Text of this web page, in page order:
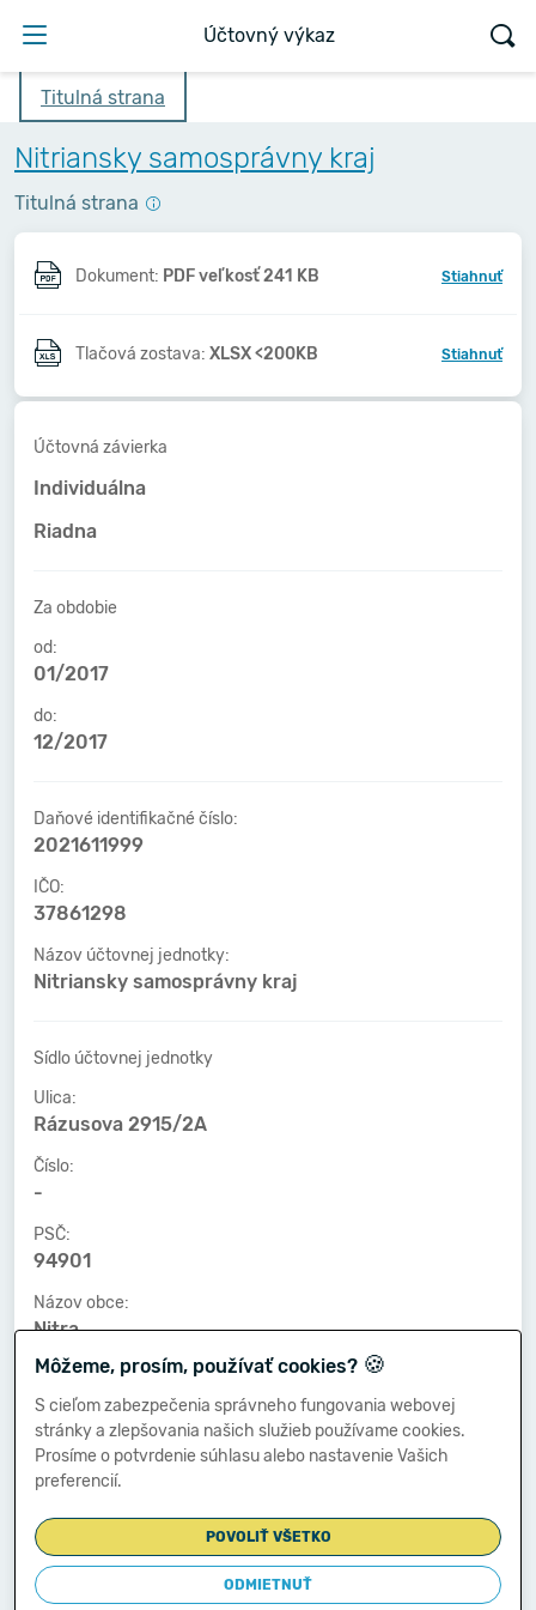
Účtovný výkaz
Titulná strana
Nitriansky samosprávny kraj
Titulná strana
Dokument: PDF veľkosť 241 KB Stiahnuť
Tlačová zostava: XLSX <200KB Stiahnuť
Účtovná závierka
Individuálna
Riadna
Za obdobie
od:
01/2017
do:
12/2017
Daňové identifikačné číslo:
2021611999
IČO:
37861298
Názov účtovnej jednotky:
Nitriansky samosprávny kraj
Sídlo účtovnej jednotky
Ulica:
Rázusova 2915/2A
Číslo:
-
PSČ:
94901
Názov obce:
Nitra
Číslo telefónu:
-
Číslo faxu:
-
-
Môžeme, prosím, používať cookies? 🍪
S cieľom zabezpečenia správneho fungovania webovej
stránky a zlepšovania našich služieb používame cookies.
Prosíme o potvrdenie súhlasu alebo nastavenie Vašich
preferencií.
POVOLIŤ VŠETKO
ODMIETNUŤ